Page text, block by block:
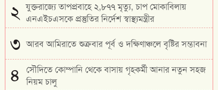
২ যুক্তরাজ্যে তাপপ্রবাহে ২,৮৭৭ মৃত্যু, চাপ মোকাবিলায়
এনএইচএসকে প্রস্তুতির নির্দেশ স্বাস্থ্যমন্ত্রীর
৩ আরব আমিরাতে শুক্রবার পূর্ব ও দক্ষিণাঞ্চলে বৃষ্টির সম্ভাবনা
৪
সৌদিতে কোম্পানি থেকে বাসায় গৃহকর্মী আনার নতুন সহজ
নিয়ম চালু